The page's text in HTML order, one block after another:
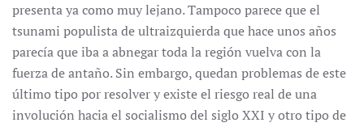
presenta ya como muy lejano. Tampoco parece que el
tsunami populista de ultraizquierda que hace unos años
parecía que iba a abnegar toda la región vuelva con la
fuerza de antaño. Sin embargo, quedan problemas de este
último tipo por resolver y existe el riesgo real de una
involución hacia el socialismo del siglo XXI y otro tipo de